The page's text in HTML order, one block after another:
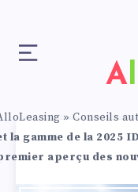
» Conseils
la gamme de la 2025
aperçu des